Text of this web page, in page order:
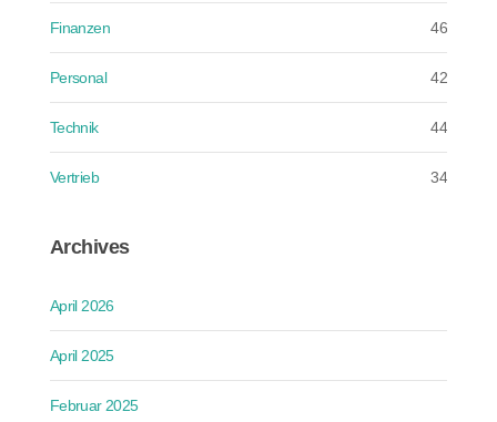
Finanzen 46
Personal 42
Technik 44
Vertrieb 34
Archives
April 2026
April 2025
Februar 2025